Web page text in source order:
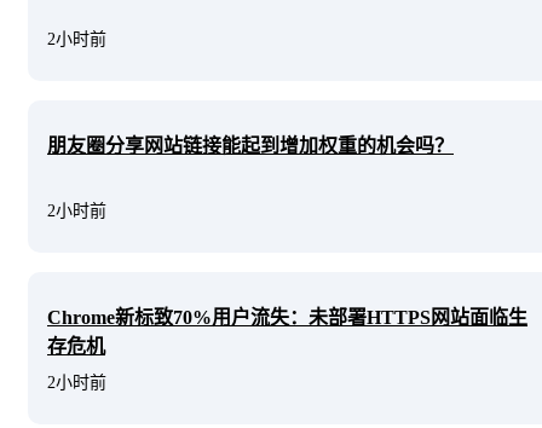
2小时前
朋友圈分享网站链接能起到增加权重的机会吗？
2小时前
Chrome新标致70%用户流失：未部署HTTPS网站面临生
存危机
2小时前